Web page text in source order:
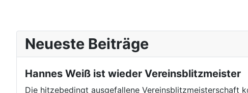
Neueste Beiträge
Hannes Weiß ist wieder Vereinsblitzmeister
Die hitzebedingt ausgefallene Vereinsblitzmeisterschaft